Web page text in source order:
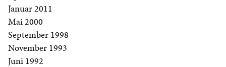
Januar 2011
Mai 2000
September 1998
November 1993
Juni 1992